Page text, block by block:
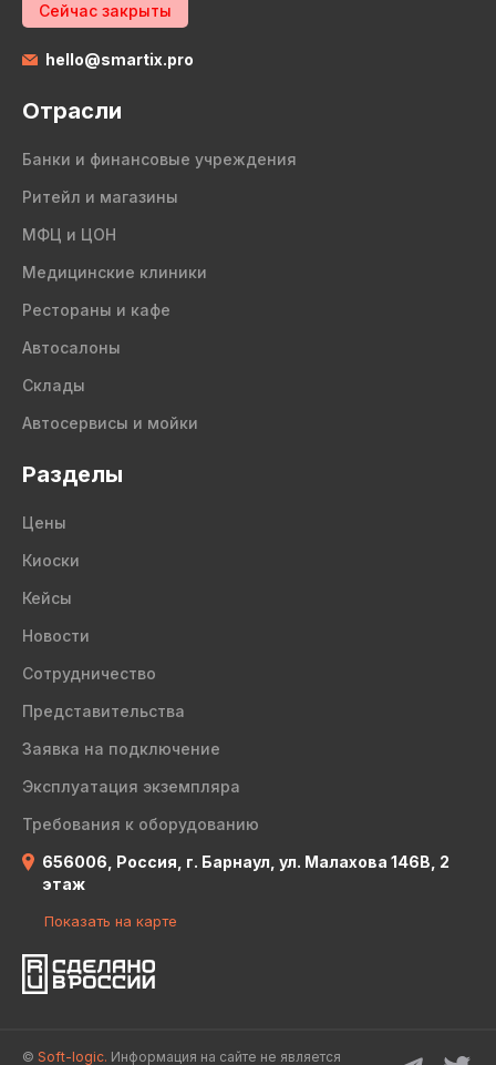
Сейчас закрыты
hello@smartix.pro
Отрасли
Банки и финансовые учреждения
Ритейл и магазины
МФЦ и ЦОН
Медицинские клиники
Рестораны и кафе
Автосалоны
Склады
Автосервисы и мойки
Разделы
Цены
Киоски
Кейсы
Новости
Сотрудничество
Представительства
Заявка на подключение
Эксплуатация экземпляра
Требования к оборудованию
656006, Россия, г. Барнаул, ул. Малахова 146В, 2
этаж
Показать на карте
© Soft-logic. Информация на сайте не является